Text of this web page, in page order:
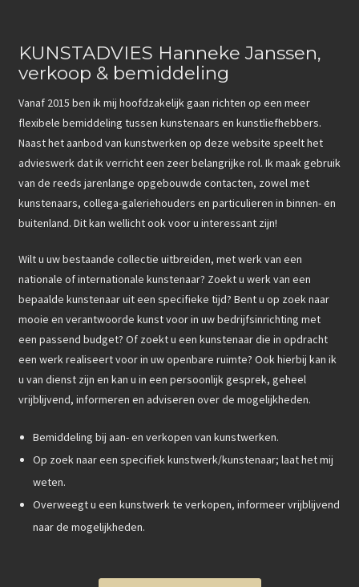
KUNSTADVIES Hanneke Janssen,
verkoop & bemiddeling
Vanaf 2015 ben ik mij hoofdzakelijk gaan richten op een meer
flexibele bemiddeling tussen kunstenaars en kunstliefhebbers.
Naast het aanbod van kunstwerken op deze website speelt het
advieswerk dat ik verricht een zeer belangrijke rol. Ik maak gebruik
van de reeds jarenlange opgebouwde contacten, zowel met
kunstenaars, collega-galeriehouders en particulieren in binnen- en
buitenland. Dit kan wellicht ook voor u interessant zijn!
Wilt u uw bestaande collectie uitbreiden, met werk van een
nationale of internationale kunstenaar? Zoekt u werk van een
bepaalde kunstenaar uit een specifieke tijd? Bent u op zoek naar
mooie en verantwoorde kunst voor in uw bedrijfsinrichting met
een passend budget? Of zoekt u een kunstenaar die in opdracht
een werk realiseert voor in uw openbare ruimte? Ook hierbij kan ik
u van dienst zijn en kan u in een persoonlijk gesprek, geheel
vrijblijvend, informeren en adviseren over de mogelijkheden.
Bemiddeling bij aan- en verkopen van kunstwerken.
Op zoek naar een specifiek kunstwerk/kunstenaar; laat het mij
weten.
Overweegt u een kunstwerk te verkopen, informeer vrijblijvend
naar de mogelijkheden.